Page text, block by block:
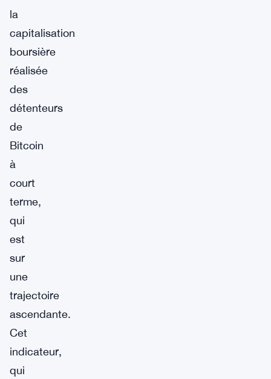
la
capitalisation
boursière
réalisée
des
détenteurs
de
Bitcoin
à
court
terme,
qui
est
sur
une
trajectoire
ascendante.
Cet
indicateur,
qui